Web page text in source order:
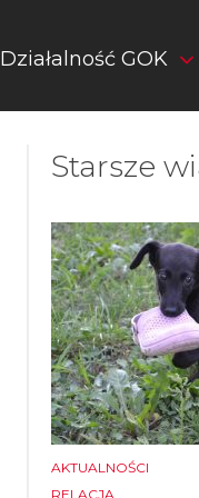
Działalność GOK
Starsze
AKTUALNOŚCI
RELACJA